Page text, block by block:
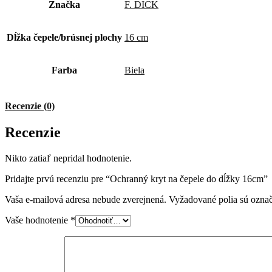
Značka F. DICK
Dĺžka čepele/brúsnej plochy 16 cm
Farba Biela
Recenzie (0)
Recenzie
Nikto zatiaľ nepridal hodnotenie.
Pridajte prvú recenziu pre “Ochranný kryt na čepele do dĺžky 16cm”
Vaša e-mailová adresa nebude zverejnená. Vyžadované polia sú
Vaše hodnotenie *